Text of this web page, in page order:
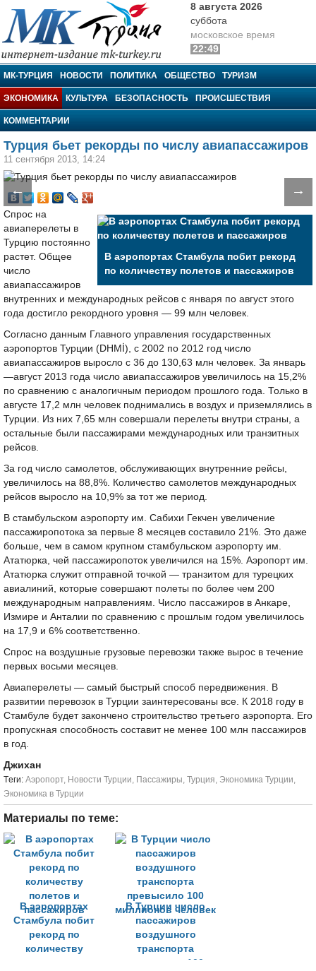
МК-Турция
8 августа 2026
суббота
московское время
22:49
МК-ТУРЦИЯ НОВОСТИ ПОЛИТИКА ОБЩЕСТВО ТУРИЗМ
ЭКОНОМИКА КУЛЬТУРА БЕЗОПАСНОСТЬ ПРОИСШЕСТВИЯ
КОММЕНТАРИИ
Турция бьет рекорды по числу авиапассажиров
11 сентября 2013, 14:24
← →
В аэропортах Стамбула побит рекорд
по количеству полетов и пассажиров
Спрос на
авиаперелеты в
Турцию постоянно
растет. Общее
число
авиапассажиров
внутренних и международных рейсов с января по август этого
года достигло рекордного уровня — 99 млн человек.
Согласно данным Главного управления государственных
аэропортов Турции (DHMİ), с 2002 по 2012 год число
авиапассажиров выросло с 36 до 130,63 млн человек. За январь
—август 2013 года число авиапассажиров увеличилось на 15,2%
по сравнению с аналогичным периодом прошлого года. Только в
августе 17,2 млн человек поднимались в воздух и приземлялись в
Турции. Из них 7,65 млн совершали перелеты внутри страны, а
остальные были пассажирами международных или транзитных
рейсов.
За год число самолетов, обслуживающих внутренние рейсы,
увеличилось на 88,8%. Количество самолетов международных
рейсов выросло на 10,9% за тот же период.
В стамбульском аэропорту им. Сабихи Гекчен увеличение
пассажиропотока за первые 8 месяцев составило 21%. Это даже
больше, чем в самом крупном стамбульском аэропорту им.
Ататюрка, чей пассажиропоток увеличился на 15%. Аэропорт им.
Ататюрка служит отправной точкой — транзитом для турецких
авиалиний, которые совершают полеты по более чем 200
международным направлениям. Число пассажиров в Анкаре,
Измире и Анталии по сравнению с прошлым годом увеличилось
на 17,9 и 6% соответственно.
Спрос на воздушные грузовые перевозки также вырос в течение
первых восьми месяцев.
Авиаперелеты — самый быстрый способ передвижения. В
развитии перевозок в Турции заинтересованы все. К 2018 году в
Стамбуле будет закончено строительство третьего аэропорта. Его
пропускная способность составит не менее 100 млн пассажиров
в год.
Джихан
Tеги: Аэропорт, Новости Турции, Пассажиры, Турция, Экономика Турции,
Экономика в Турции
Материалы по теме:
В аэропортах
Стамбула побит
рекорд по
количеству
В Турции число
пассажиров
воздушного
транспорта
превысило 100